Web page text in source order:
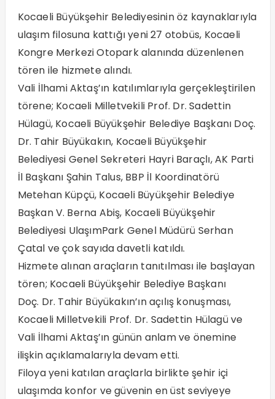
Kocaeli Büyükşehir Belediyesinin öz kaynaklarıyla
ulaşım filosuna kattığı yeni 27 otobüs, Kocaeli
Kongre Merkezi Otopark alanında düzenlenen
tören ile hizmete alındı.
Vali İlhami Aktaş’ın katılımlarıyla gerçekleştirilen
törene; Kocaeli Milletvekili Prof. Dr. Sadettin
Hülagü, Kocaeli Büyükşehir Belediye Başkanı Doç.
Dr. Tahir Büyükakın, Kocaeli Büyükşehir
Belediyesi Genel Sekreteri Hayri Baraçlı, AK Parti
İl Başkanı Şahin Talus, BBP İl Koordinatörü
Metehan Küpçü, Kocaeli Büyükşehir Belediye
Başkan V. Berna Abiş, Kocaeli Büyükşehir
Belediyesi UlaşımPark Genel Müdürü Serhan
Çatal ve çok sayıda davetli katıldı.
Hizmete alınan araçların tanıtılması ile başlayan
tören; Kocaeli Büyükşehir Belediye Başkanı
Doç. Dr. Tahir Büyükakın’ın açılış konuşması,
Kocaeli Milletvekili Prof. Dr. Sadettin Hülagü ve
Vali İlhami Aktaş’ın günün anlam ve önemine
ilişkin açıklamalarıyla devam etti.
Filoya yeni katılan araçlarla birlikte şehir içi
ulaşımda konfor ve güvenin en üst seviyeye